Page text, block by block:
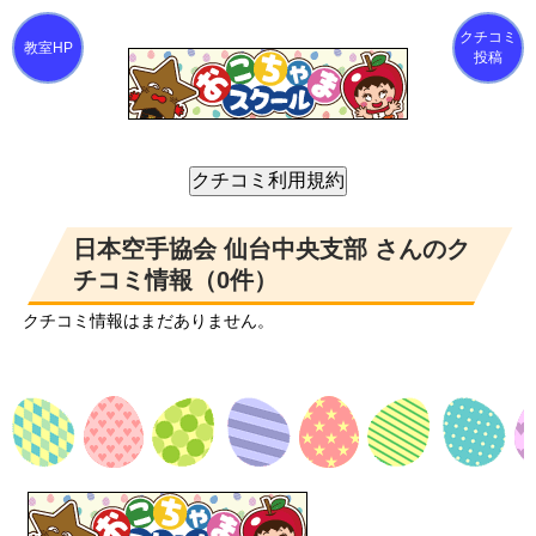
クチコミ
投稿
日本空手協会 仙台中央支部 さんのク
チコミ情報（0件）
クチコミ情報はまだありません。